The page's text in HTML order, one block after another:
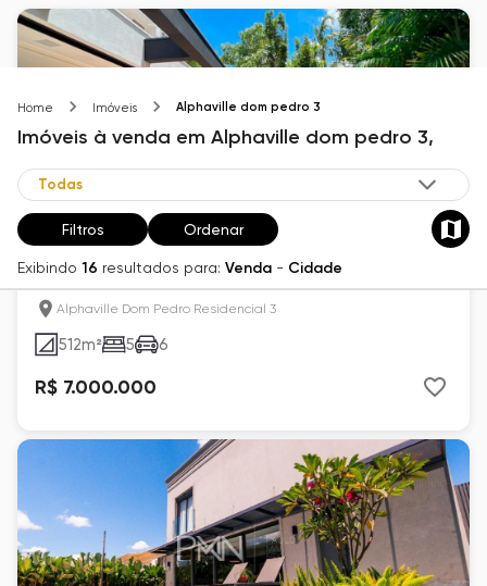
Home Imóveis Alphaville dom pedro 3
Imóveis à venda em Alphaville dom pedro 3,
Filtros Ordenar
Exibindo 16 resultados para: Venda - Cidade
Pedro Residencial 3, com 5 suítes, com 512 m²
Alphaville Dom Pedro Residencial 3
512m² 5 6
R$ 7.000.000